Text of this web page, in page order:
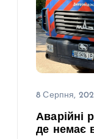
8 Серпня,
Аварійні
де немає